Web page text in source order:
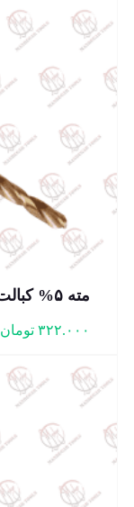
مته ۵% کبالت TAM قطر ۶.۵ میلیمتر
۳۲۲.۰۰۰ تومان